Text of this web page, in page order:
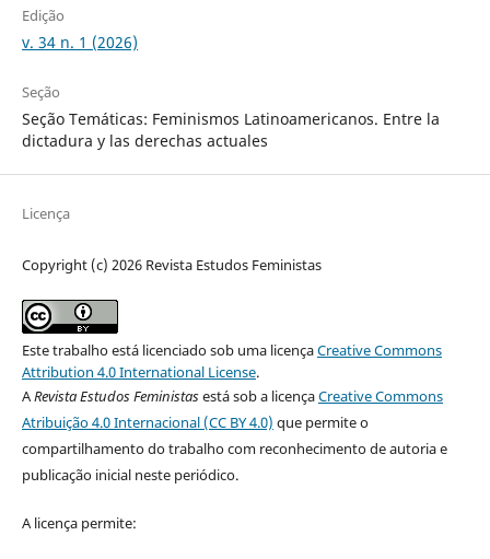
Edição
v. 34 n. 1 (2026)
Seção
Seção Temáticas: Feminismos Latinoamericanos. Entre la
dictadura y las derechas actuales
Licença
Copyright (c) 2026 Revista Estudos Feministas
Este trabalho está licenciado sob uma licençaCreative Commons
Attribution 4.0 International License.
ARevista Estudos Feministasestá sob a licençaCreative Commons
Atribuição 4.0 Internacional (CC BY 4.0) que permite o
compartilhamento do trabalho com reconhecimento de autoria e
publicação inicial neste periódico.
A licença permite: